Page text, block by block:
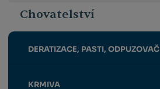
Chovatelství
DERATIZACE, PASTI,
KRMIVA